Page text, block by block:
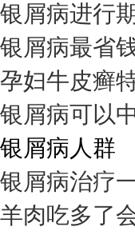
银屑病进行
银屑病最省
孕妇牛皮癣
银屑病可以
银屑病人群
银屑病治疗
羊肉吃多了